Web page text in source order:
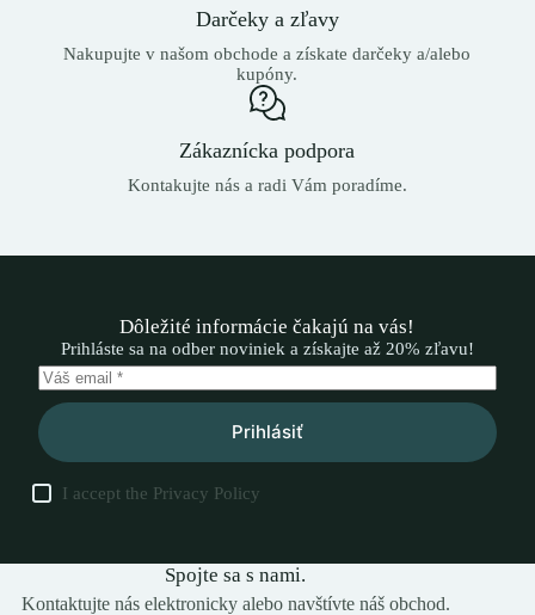
Darčeky a zľavy
Nakupujte v našom obchode a získate darčeky a/alebo
kupóny.
Zákaznícka podpora
Kontakujte nás a radi Vám poradíme.
Dôležité informácie čakajú na vás!
Prihláste sa na odber noviniek a získajte až 20% zľavu!
Prihlásiť
I accept the Privacy Policy
Spojte sa s nami.
Kontaktujte nás elektronicky alebo navštívte náš obchod.